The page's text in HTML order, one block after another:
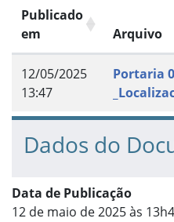
Publicado
em
Arquivo
12/05/2025
13:47
Portaria
Dados do
Data de Publicação
12 de maio de 2025 às